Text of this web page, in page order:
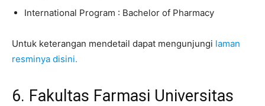
International Program : Bachelor of Pharmacy
Untuk keterangan mendetail dapat mengunjungi laman
resminya disini.
6. Fakultas Farmasi Universitas